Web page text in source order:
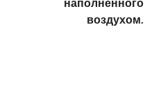
воздухом.